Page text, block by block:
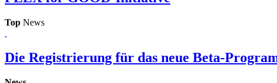
Top News
Die Registrierung für das neue Beta-